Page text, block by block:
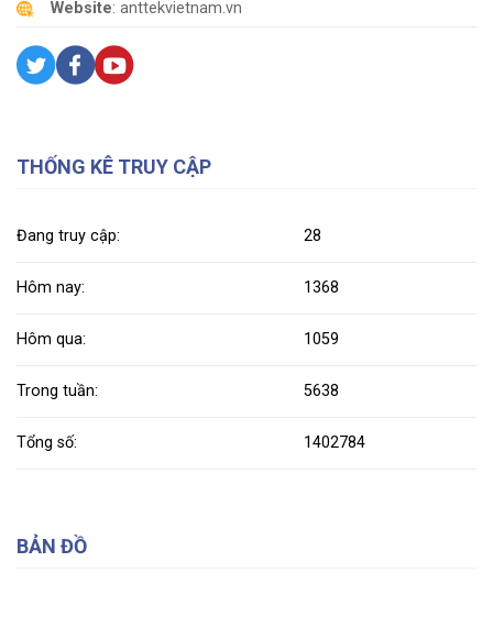
Website: anttekvietnam.vn
THỐNG KÊ TRUY CẬP
Đang truy cập: 28
Hôm nay: 1368
Hôm qua: 1059
Trong tuần: 5638
Tổng số: 1402784
BẢN ĐỒ